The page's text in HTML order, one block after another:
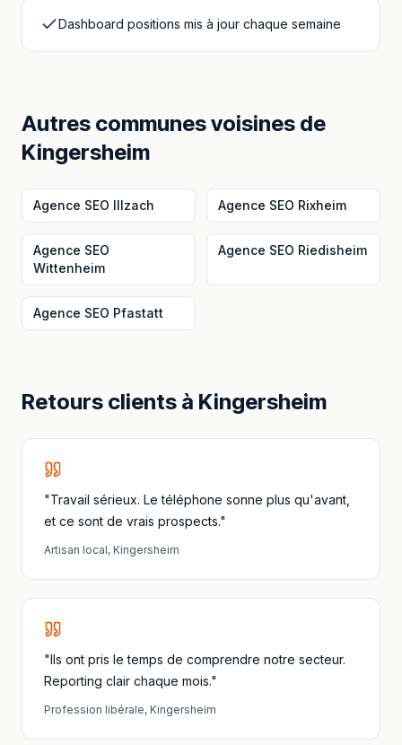
Dashboard positions mis à jour chaque semaine
Autres communes voisines de
Kingersheim
Agence SEO Illzach Agence SEO Rixheim
Agence SEO
Wittenheim
Agence SEO Riedisheim
Agence SEO Pfastatt
Retours clients à Kingersheim
"Travail sérieux. Le téléphone sonne plus qu'avant,
et ce sont de vrais prospects."
Artisan local, Kingersheim
"Ils ont pris le temps de comprendre notre secteur.
Reporting clair chaque mois."
Profession libérale, Kingersheim